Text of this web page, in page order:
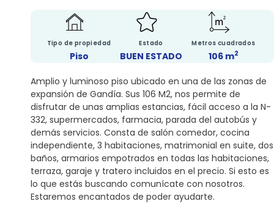
Tipo de propiedad
Piso
Estado
BUEN ESTADO
Metros cuadrados
106 m2
Amplio y luminoso piso ubicado en una de las zonas de
expansión de Gandía. Sus 106 M2, nos permite de
disfrutar de unas amplias estancias, fácil acceso a la N-
332, supermercados, farmacia, parada del autobús y
demás servicios. Consta de salón comedor, cocina
independiente, 3 habitaciones, matrimonial en suite, dos
baños, armarios empotrados en todas las habitaciones,
terraza, garaje y tratero incluidos en el precio. Si esto es
lo que estás buscando comunícate con nosotros.
Estaremos encantados de poder ayudarte.